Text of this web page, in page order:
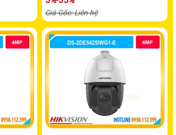
Giá Gốc: Liên hệ